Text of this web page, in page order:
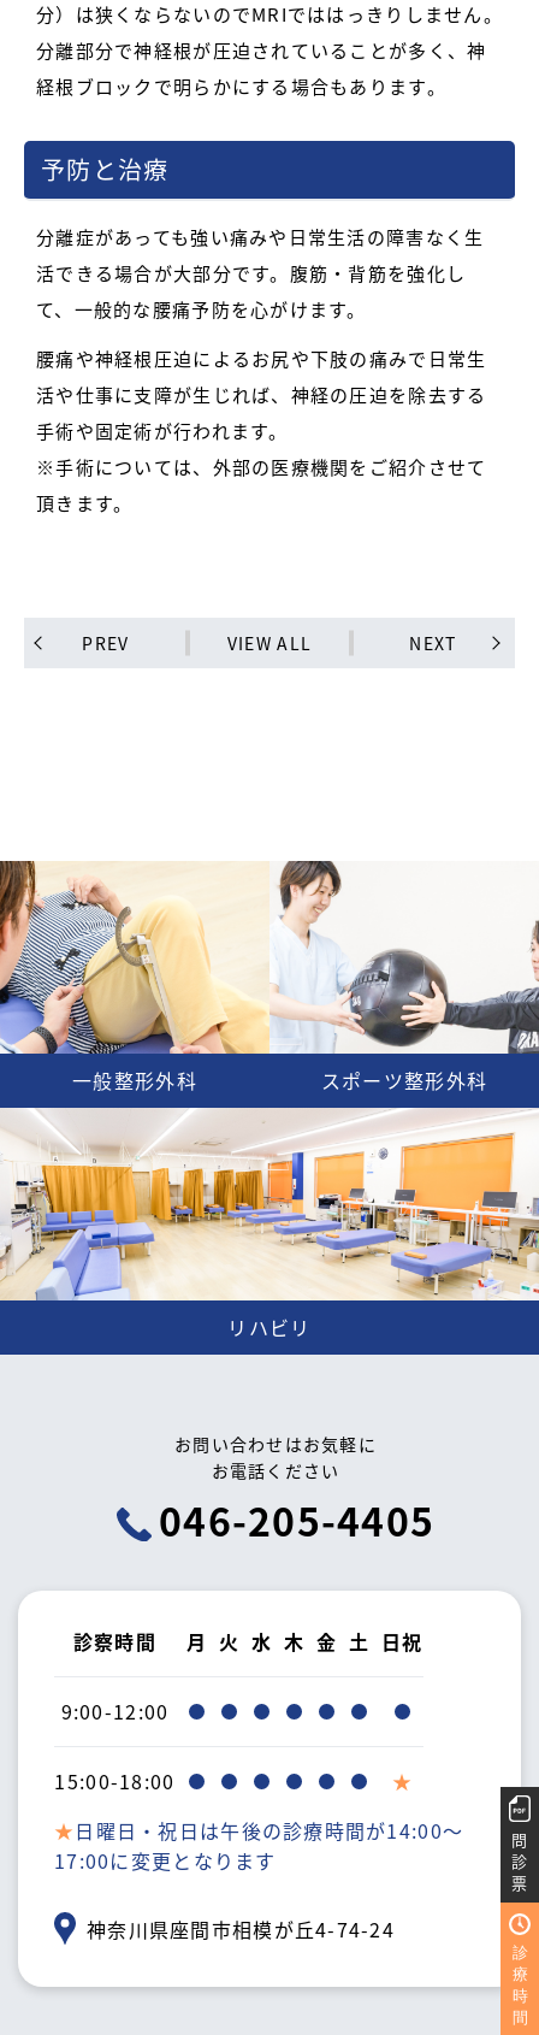
分）は狭くならないのでMRIでははっきりしません。
分離部分で神経根が圧迫されていることが多く、神
経根ブロックで明らかにする場合もあります。
予防と治療
分離症があっても強い痛みや日常生活の障害なく生
活できる場合が大部分です。腹筋・背筋を強化し
て、一般的な腰痛予防を心がけます。
腰痛や神経根圧迫によるお尻や下肢の痛みで日常生
活や仕事に支障が生じれば、神経の圧迫を除去する
手術や固定術が行われます。
※手術については、外部の医療機関をご紹介させて
頂きます。
PREV VIEW ALL NEXT
一般整形外科 スポーツ整形外科
リハビリ
お問い合わせはお気軽に
お電話ください
046-205-4405
診察時間 月 火 水 木 金 土 日祝
9:00-12:00
15:00-18:00
★日曜日・祝日は午後の診療時間が14:00〜
17:00に変更となります
神奈川県座間市相模が丘4-74-24
診
療
時
間
問
診
票